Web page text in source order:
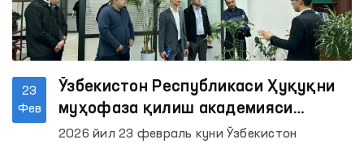
23
Фев
Ўзбекистон Республикаси Ҳуқуқни
муҳофаза қилиш академияси
магистратура тингловчилари
2026 йил 23 февраль куни Ўзбекистон